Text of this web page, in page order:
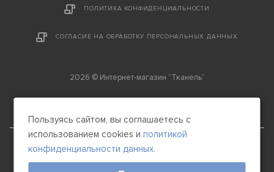
ПОЛИТИКА КОНФИДЕНЦИАЛЬНОСТИ
СОГЛАСИЕ НА ОБРАБОТКУ ПЕРСОНАЛЬНЫХ ДАННЫХ
2026 © Интернет-магазин “Тканель”
Пользуясь сайтом, вы соглашаетесь с
использованием cookies иполитикой
конфиденциальности данных.